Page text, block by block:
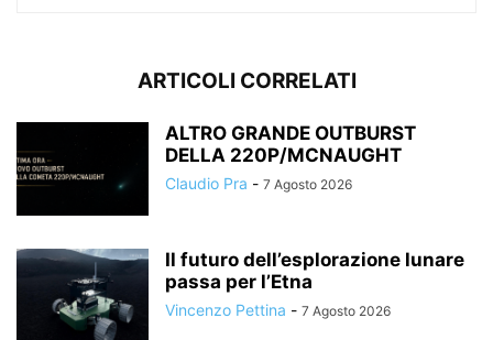
ARTICOLI CORRELATI
ALTRO GRANDE OUTBURST
DELLA 220P/MCNAUGHT
Claudio Pra - 7 Agosto 2026
Il futuro dell’esplorazione lunare
passa per l’Etna
Vincenzo Pettina - 7 Agosto 2026